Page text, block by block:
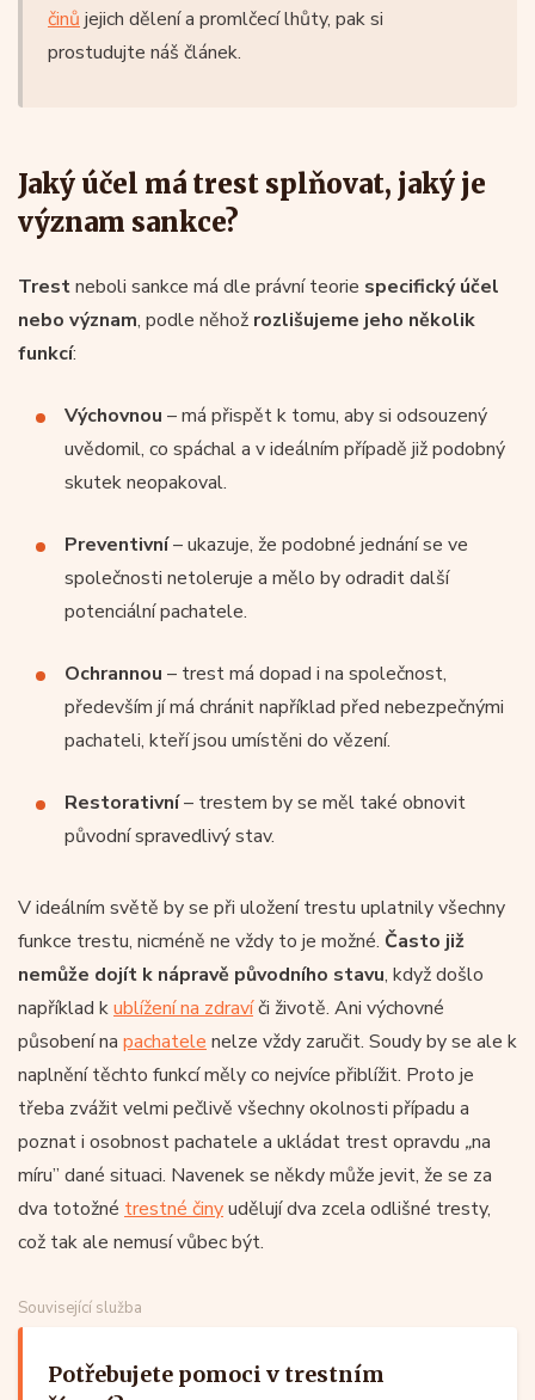
činů jejich dělení a promlčecí lhůty, pak si
prostudujte náš článek.
Jaký účel má trest splňovat, jaký je
význam sankce?
Trestneboli sankce má dle právní teorie specifický účel
nebo význam, podle něhož rozlišujeme jeho několik
funkcí:
Výchovnou – má přispět k tomu, aby si odsouzený
uvědomil, co spáchal a v ideálním případě již podobný
skutek neopakoval.
Preventivní– ukazuje, že podobné jednání se ve
společnosti netoleruje a mělo by odradit další
potenciální pachatele.
Ochrannou – trest má dopad i na společnost,
především jí má chránit například před nebezpečnými
pachateli, kteří jsou umístěni do vězení.
Restorativní– trestem by se měl také obnovit
původní spravedlivý stav.
V ideálním světě by se při uložení trestu uplatnily všechny
funkce trestu, nicméně ne vždy to je možné. Často již
nemůže dojít k nápravě původního stavu, když došlo
například kublížení na zdravíči životě. Ani výchovné
působení na pachatele nelze vždy zaručit. Soudy by se ale k
naplnění těchto funkcí měly co nejvíce přiblížit. Proto je
třeba zvážit velmi pečlivě všechny okolnosti případu a
poznat i osobnost pachatele a ukládat trest opravdu „na
míru” dané situaci. Navenek se někdy může jevit, že se za
dva totožné trestné činyudělují dva zcela odlišné tresty,
což tak ale nemusí vůbec být.
Související služba
Potřebujete pomoci v trestním